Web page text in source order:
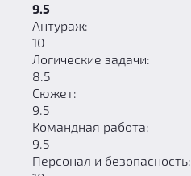
9.5
Антураж:
10
Логические задачи:
8.5
Сюжет:
9.5
Командная работа:
9.5
Персонал и безопасность: